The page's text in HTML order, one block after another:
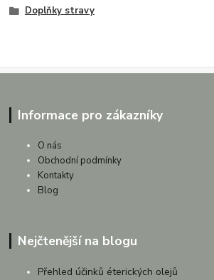
Doplňky stravy
Informace pro zákazníky
O nás
Obchodní podmínky
Kontakty
Blog
Nejčtenější na blogu
Přehled účinků éterických olejů